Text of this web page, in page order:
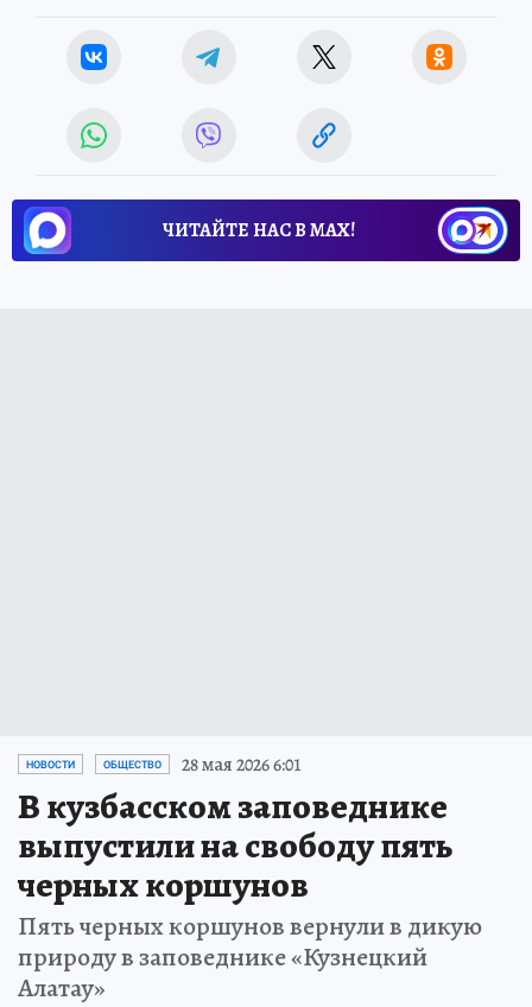
ЧИТАЙТЕ НАС В МАХ!
НОВОСТИ ОБЩЕСТВО 28 мая 2026 6:01
В кузбасском заповеднике
выпустили на свободу пять
черных коршунов
Пять черных коршунов вернули в дикую
природу в заповеднике «Кузнецкий
Алатау»